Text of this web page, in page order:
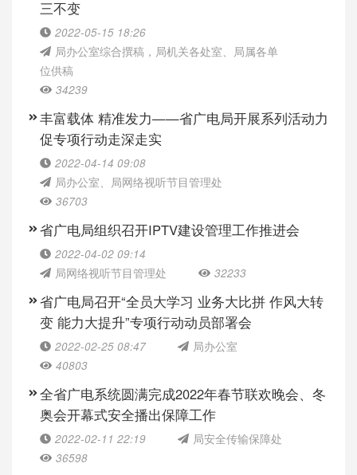
三不变
2022-05-15 18:26
局办公室综合撰稿，局机关各处室、局属各单
位供稿
34239
丰富载体 精准发力——省广电局开展系列活动力
促专项行动走深走实
2022-04-14 09:08
局办公室、局网络视听节目管理处
36703
省广电局组织召开IPTV建设管理工作推进会
2022-04-02 09:14
局网络视听节目管理处
32233
省广电局召开“全员大学习 业务大比拼 作风大转
变 能力大提升”专项行动动员部署会
2022-02-25 08:47
局办公室
40803
全省广电系统圆满完成2022年春节联欢晚会、冬
奥会开幕式安全播出保障工作
2022-02-11 22:19
局安全传输保障处
36598